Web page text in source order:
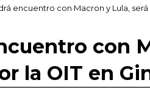
encuentro con Macron y Lula,
con
la OIT en